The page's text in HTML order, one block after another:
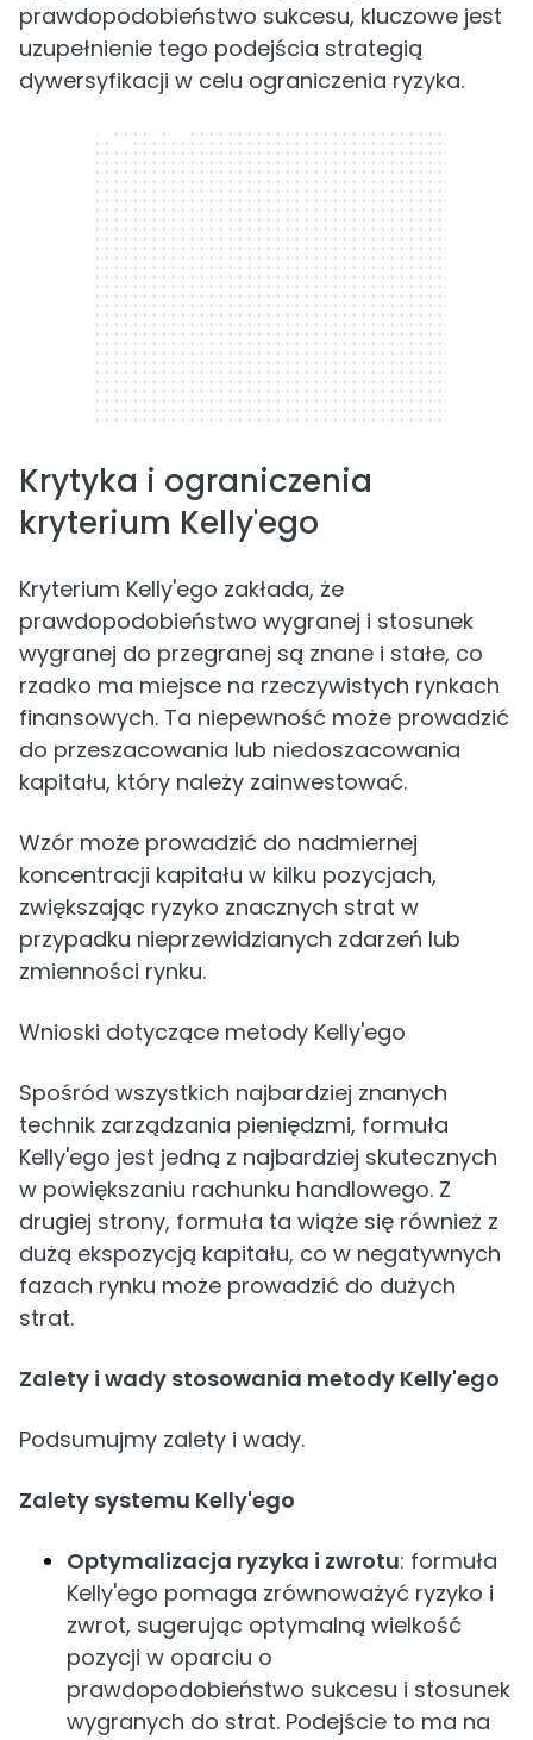
prawdopodobieństwo sukcesu, kluczowe jest
uzupełnienie tego podejścia strategią
dywersyfikacji w celu ograniczenia ryzyka.
300 x 250
Krytyka i ograniczenia
kryterium Kelly'ego
Kryterium Kelly'ego zakłada, że
prawdopodobieństwo wygranej i stosunek
wygranej do przegranej są znane i stałe, co
rzadko ma miejsce na rzeczywistych rynkach
finansowych. Ta niepewność może prowadzić
do przeszacowania lub niedoszacowania
kapitału, który należy zainwestować.
Wzór może prowadzić do nadmiernej
koncentracji kapitału w kilku pozycjach,
zwiększając ryzyko znacznych strat w
przypadku nieprzewidzianych zdarzeń lub
zmienności rynku.
Wnioski dotyczące metody Kelly'ego
Spośród wszystkich najbardziej znanych
technik zarządzania pieniędzmi, formuła
Kelly'ego jest jedną z najbardziej skutecznych
w powiększaniu rachunku handlowego. Z
drugiej strony, formuła ta wiąże się również z
dużą ekspozycją kapitału, co w negatywnych
fazach rynku może prowadzić do dużych
strat.
Zalety i wady stosowania metody Kelly'ego
Podsumujmy zalety i wady.
Zalety systemu Kelly'ego
Optymalizacja ryzyka i zwrotu: formuła
Kelly'ego pomaga zrównoważyć ryzyko i
zwrot, sugerując optymalną wielkość
pozycji w oparciu o
prawdopodobieństwo sukcesu i stosunek
wygranych do strat. Podejście to ma na